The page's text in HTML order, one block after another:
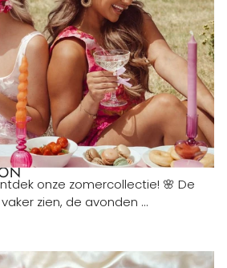
onze zomercollectie! 🌸 De
zien, de avonden ...